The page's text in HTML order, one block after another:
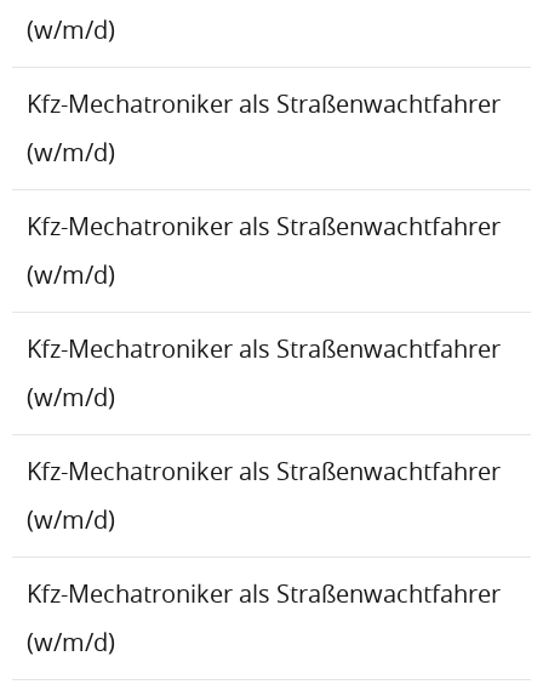
(w/m/d)
Kfz-Mechatroniker als Straßenwachtfahrer
(w/m/d)
Kfz-Mechatroniker als Straßenwachtfahrer
(w/m/d)
Kfz-Mechatroniker als Straßenwachtfahrer
(w/m/d)
Kfz-Mechatroniker als Straßenwachtfahrer
(w/m/d)
Kfz-Mechatroniker als Straßenwachtfahrer
(w/m/d)